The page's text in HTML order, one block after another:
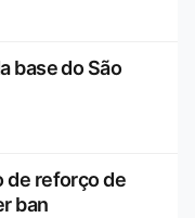
base do São
de reforço de
ban